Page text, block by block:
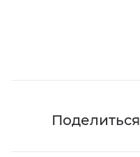
Поделиться